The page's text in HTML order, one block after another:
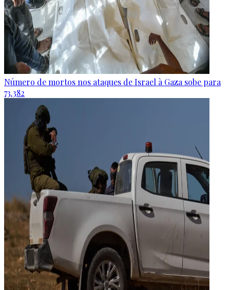
Número de mortos nos ataques de Israel à Gaza sobe para
73.382